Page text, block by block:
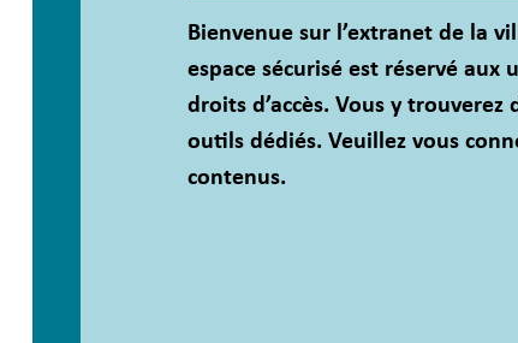
Bienvenue sur l’extranet de la
espace sécurisé est réservé aux
droits d’accès. Vous y trouverez
outils dédiés. Veuillez vous
contenus.